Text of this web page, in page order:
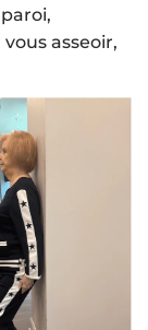
asseoir,